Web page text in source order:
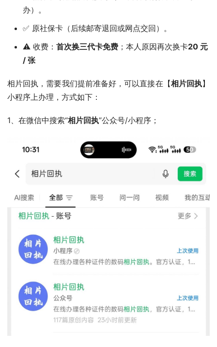
办）。
✅ 原社保卡（后续邮寄退回或网点交回）。
⚠️ 收费： 首次换三代卡免费 ；本人原因再次换卡20 元
/ 张
相片回执，需要我们提前准备好，可以直接在【相片回执】
小程序上办理，方式如下：
1、在微信中搜索“相片回执”公众号/小程序；